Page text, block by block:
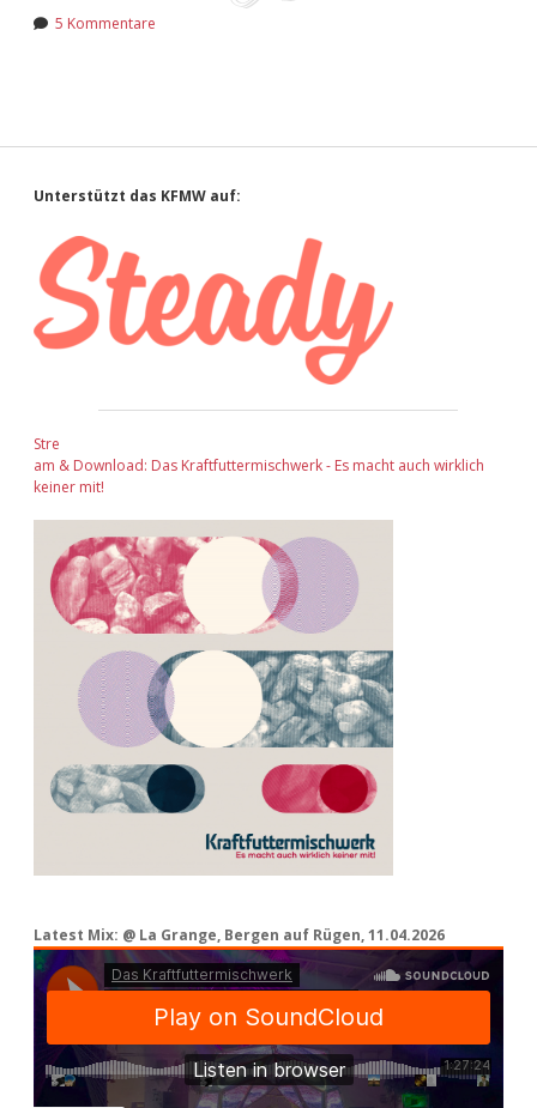
5 Kommentare
Sidebar
Unterstützt das KFMW auf:
Stre
am & Download: Das Kraftfuttermischwerk - Es macht auch wirklich
keiner mit!
Latest Mix: @ La Grange, Bergen auf Rügen, 11.04.2026